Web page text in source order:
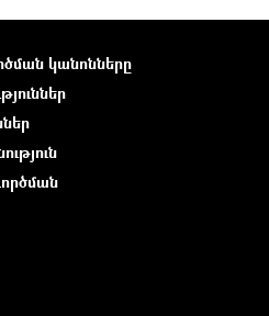
կանոնները